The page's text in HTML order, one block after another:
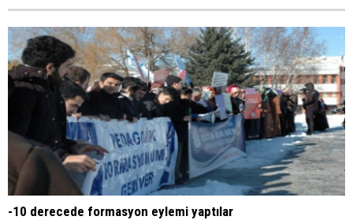
-10 derecede formasyon eylemi yaptılar